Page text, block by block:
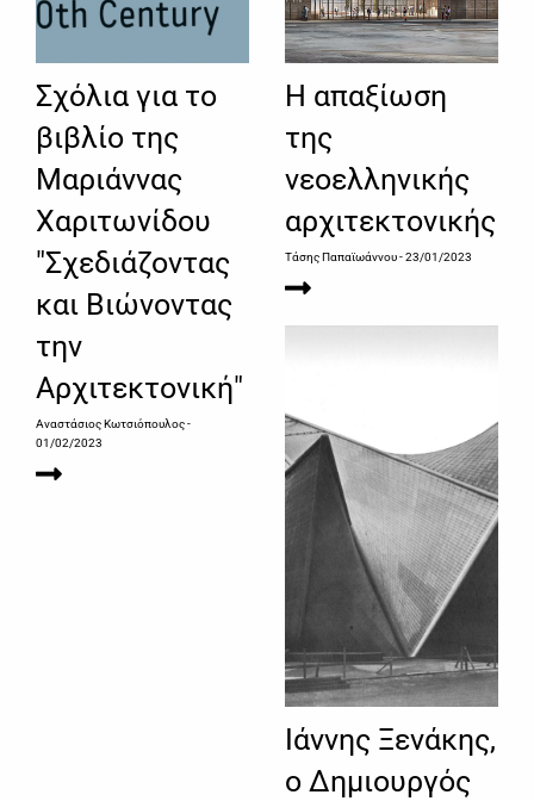
Σχόλια για το
βιβλίο της
Μαριάννας
Χαριτωνίδου
"Σχεδιάζοντας
και Βιώνοντας
την
Αρχιτεκτονική"
Αναστάσιος Κωτσιόπουλος-
01/02/2023
Η απαξίωση
της
νεοελληνικής
αρχιτεκτονικής
Τάσης Παπαϊωάννου- 23/01/2023
Ιάννης Ξενάκης,
ο Δημιουργός